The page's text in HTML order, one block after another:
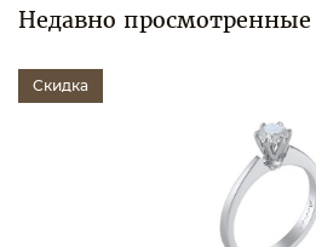
Недавно просмотренные
Скидка